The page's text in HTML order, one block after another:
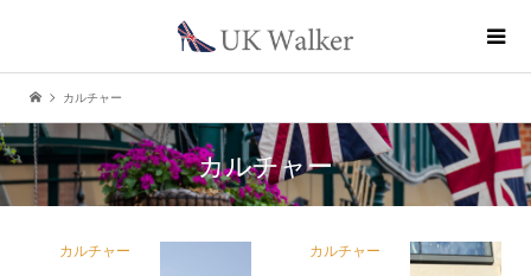
カルチャー
カルチャー
カルチャー カルチャー